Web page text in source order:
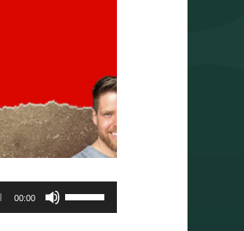
00:00
Hoch/Runter